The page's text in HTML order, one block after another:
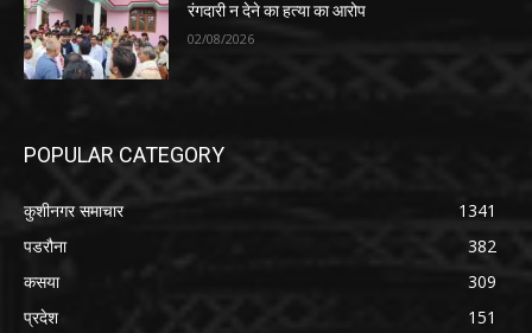
रंगदारी न देने का हत्या का आरोप
02/08/2026
POPULAR CATEGORY
कुशीनगर समाचार
1341
पडरौना
382
कसया
309
प्रदेश
151